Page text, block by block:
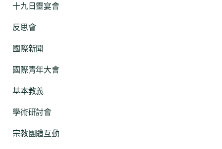
十九日靈宴會
反思會
國際新聞
國際青年大會
基本教義
學術研討會
宗教團體互動